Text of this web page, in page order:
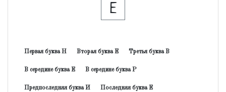
Е
Первая буква Н Вторая буква Е Третья буква В
В середине буква Е В середине буква Р
Предпоследняя буква И Последняя буква Е